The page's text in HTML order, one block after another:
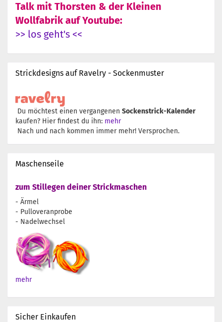
Talk mit Thorsten & der Kleinen
Wollfabrik auf Youtube:
>> los geht's <<
Strickdesigns auf Ravelry - Sockenmuster
Du möchtest einen vergangenen Sockenstrick-Kalender
kaufen? Hier findest du ihn: mehr
Nach und nach kommen immer mehr! Versprochen.
Maschenseile
zum Stillegen deiner Strickmaschen
- Ärmel
- Pulloveranprobe
- Nadelwechsel
mehr
Sicher Einkaufen